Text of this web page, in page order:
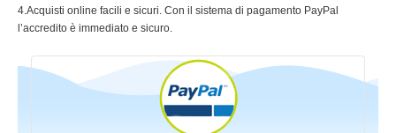
4.Acquisti online facili e sicuri. Con il sistema di pagamento PayPal
l’accredito è immediato e sicuro.